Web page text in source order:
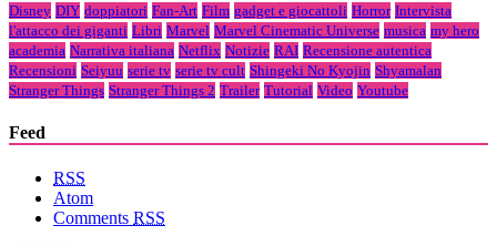
Disney DIY doppiatori Fan-Art Film gadget e giocattoli Horror Intervista
l'attacco dei giganti Libri Marvel Marvel Cinematic Universe musica my hero
academia Narrativa italiana Netflix Notizie RAI Recensione autentica
Recensioni Seiyuu serie tv serie tv cult Shingeki No Kyojin Shyamalan
Stranger Things Stranger Things 2 Trailer Tutorial Video Youtube
Feed
RSS
Atom
Comments RSS